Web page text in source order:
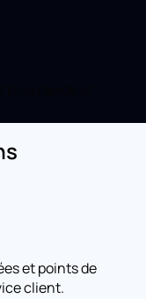
et points de
client.